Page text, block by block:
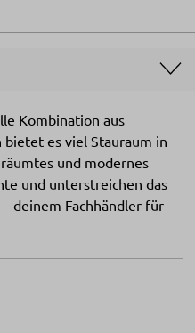
Kombination aus
es viel Stauraum in
und modernes
und unterstreichen das
deinem Fachhändler für